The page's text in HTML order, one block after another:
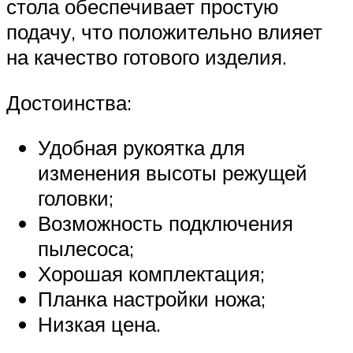
стола обеспечивает простую
подачу, что положительно влияет
на качество готового изделия.
Достоинства:
Удобная рукоятка для
изменения высоты режущей
головки;
Возможность подключения
пылесоса;
Хорошая комплектация;
Планка настройки ножа;
Низкая цена.